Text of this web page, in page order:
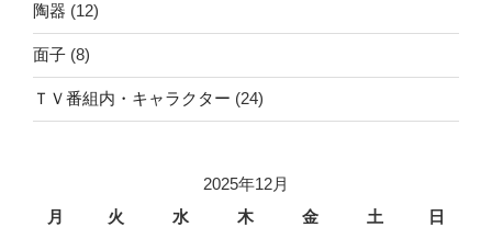
陶器 (12)
面子 (8)
ＴＶ番組内・キャラクター (24)
2025年12月
月
火 水 木 金 土 日